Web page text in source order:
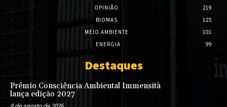
OPINIÃO
219
BIOMAS
125
MEIO AMBIENTE
101
ENERGIA
99
Destaques
Prêmio Consciência Ambiental Immensità
lança edição 2027